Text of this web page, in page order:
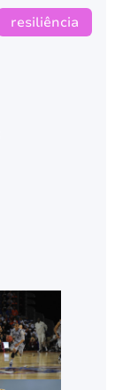
resiliência